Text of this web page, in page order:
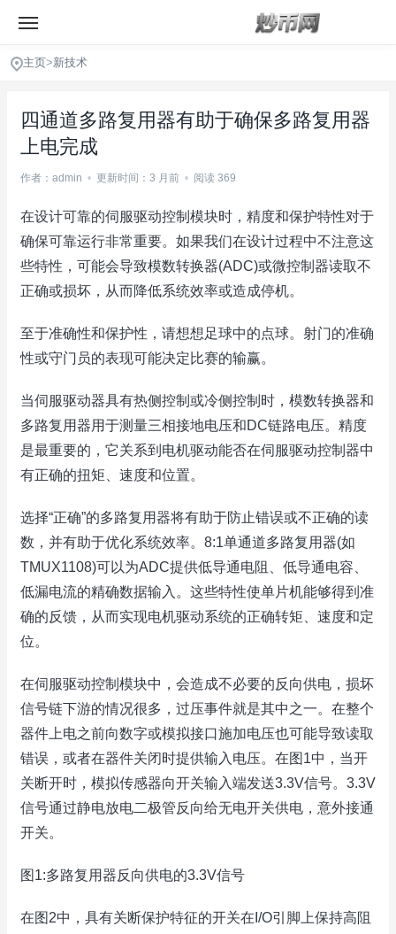
主页>新技术
四通道多路复用器有助于确保多路复用器
上电完成
作者：admin • 更新时间：3 月前 • 阅读 369
在设计可靠的伺服驱动控制模块时，精度和保护特性对于
确保可靠运行非常重要。如果我们在设计过程中不注意这
些特性，可能会导致模数转换器(ADC)或微控制器读取不
正确或损坏，从而降低系统效率或造成停机。
至于准确性和保护性，请想想足球中的点球。射门的准确
性或守门员的表现可能决定比赛的输赢。
当伺服驱动器具有热侧控制或冷侧控制时，模数转换器和
多路复用器用于测量三相接地电压和DC链路电压。精度
是最重要的，它关系到电机驱动能否在伺服驱动控制器中
有正确的扭矩、速度和位置。
选择“正确”的多路复用器将有助于防止错误或不正确的读
数，并有助于优化系统效率。8:1单通道多路复用器(如
TMUX1108)可以为ADC提供低导通电阻、低导通电容、
低漏电流的精确数据输入。这些特性使单片机能够得到准
确的反馈，从而实现电机驱动系统的正确转矩、速度和定
位。
在伺服驱动控制模块中，会造成不必要的反向供电，损坏
信号链下游的情况很多，过压事件就是其中之一。在整个
器件上电之前向数字或模拟接口施加电压也可能导致读取
错误，或者在器件关闭时提供输入电压。在图1中，当开
关断开时，模拟传感器向开关输入端发送3.3V信号。3.3V
信号通过静电放电二极管反向给无电开关供电，意外接通
开关。
图1:多路复用器反向供电的3.3V信号
在图2中，具有关断保护特征的开关在I/O引脚上保持高阻